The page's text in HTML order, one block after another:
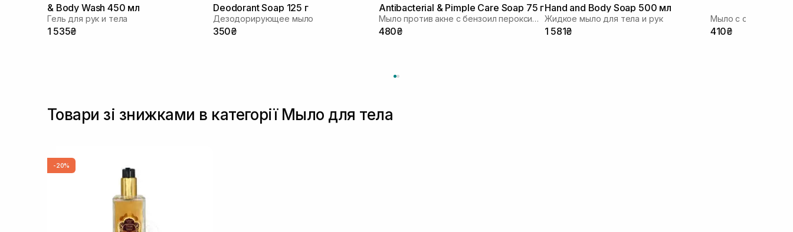
& Body Wash 450 мл
Гель для рук и тела
1 535₴
Deodorant Soap 125 г
Дезодорирующее мыло
350₴
Antibacterial & Pimple Care Soap 75 г
Мыло против акне с бензоил пероксидом
480₴
Hand and Body Soap 500 мл
Жидкое мыло для тела и рук
1 581₴ 410₴
Товари зі знижками в категорії Мыло для тела
-20%